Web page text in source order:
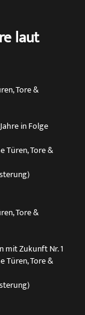
laut
Tore &
in Folge
Türen, Tore &
Tore &
mit Zukunft Nr. 1
Türen, Tore &